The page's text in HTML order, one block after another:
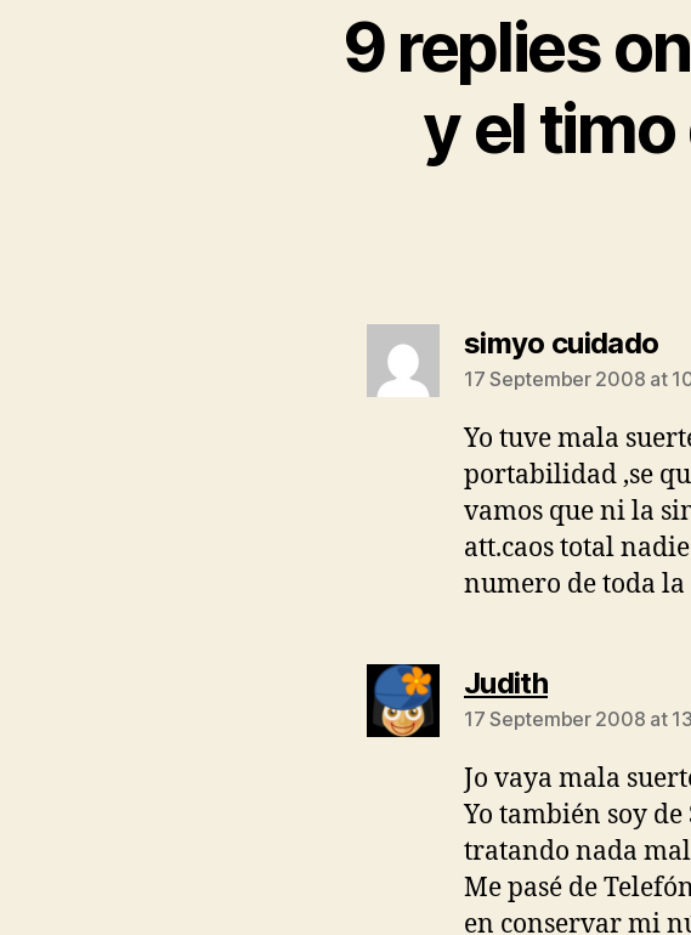
9 replies
y el
simyo cuidado
17 September 2008 at
Yo tuve mala
portabilidad ,se
vamos que ni la
att.caos total
numero de toda la
Judithsays:
17 September 2008 at
Jo vaya mala
Yo también soy
tratando nada
Me pasé de
en conservar mi